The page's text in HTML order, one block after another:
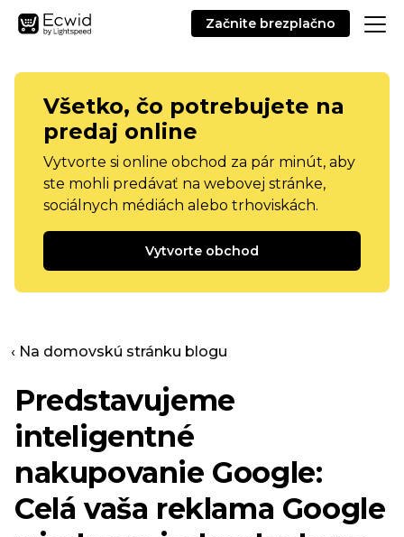
Začnite brezplačno
Všetko, čo potrebujete na
predaj online
Vytvorte si online obchod za pár minút, aby
ste mohli predávať na webovej stránke,
sociálnych médiách alebo trhoviskách.
Vytvorte obchod
‹ Na domovskú stránku blogu
Predstavujeme
inteligentné
nakupovanie Google:
Celá vaša reklama Google